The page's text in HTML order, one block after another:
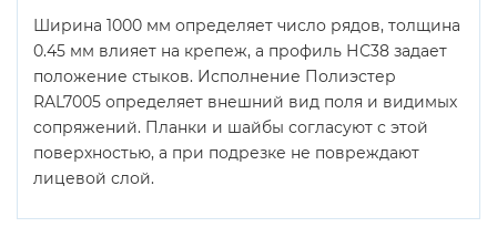
Ширина 1000 мм определяет число рядов, толщина
0.45 мм влияет на крепеж, а профиль НС38 задает
положение стыков. Исполнение Полиэстер
RAL7005 определяет внешний вид поля и видимых
сопряжений. Планки и шайбы согласуют с этой
поверхностью, а при подрезке не повреждают
лицевой слой.